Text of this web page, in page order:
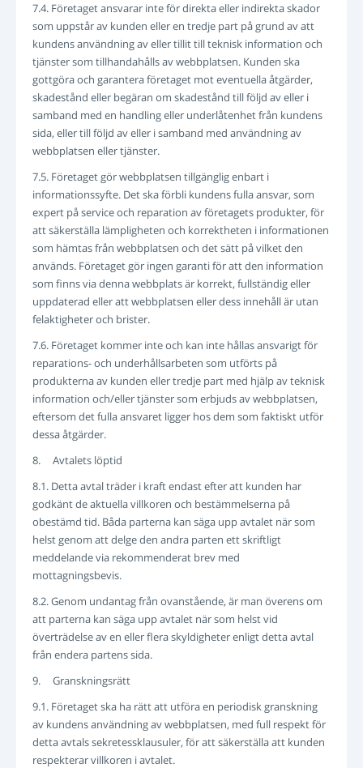
7.4. Företaget ansvarar inte för direkta eller indirekta skador
som uppstår av kunden eller en tredje part på grund av att
kundens användning av eller tillit till teknisk information och
tjänster som tillhandahålls av webbplatsen. Kunden ska
gottgöra och garantera företaget mot eventuella åtgärder,
skadestånd eller begäran om skadestånd till följd av eller i
samband med en handling eller underlåtenhet från kundens
sida, eller till följd av eller i samband med användning av
webbplatsen eller tjänster.
7.5. Företaget gör webbplatsen tillgänglig enbart i
informationssyfte. Det ska förbli kundens fulla ansvar, som
expert på service och reparation av företagets produkter, för
att säkerställa lämpligheten och korrektheten i informationen
som hämtas från webbplatsen och det sätt på vilket den
används. Företaget gör ingen garanti för att den information
som finns via denna webbplats är korrekt, fullständig eller
uppdaterad eller att webbplatsen eller dess innehåll är utan
felaktigheter och brister.
7.6. Företaget kommer inte och kan inte hållas ansvarigt för
reparations- och underhållsarbeten som utförts på
produkterna av kunden eller tredje part med hjälp av teknisk
information och/eller tjänster som erbjuds av webbplatsen,
eftersom det fulla ansvaret ligger hos dem som faktiskt utför
dessa åtgärder.
8. Avtalets löptid
8.1. Detta avtal träder i kraft endast efter att kunden har
godkänt de aktuella villkoren och bestämmelserna på
obestämd tid. Båda parterna kan säga upp avtalet när som
helst genom att delge den andra parten ett skriftligt
meddelande via rekommenderat brev med
mottagningsbevis.
8.2. Genom undantag från ovanstående, är man överens om
att parterna kan säga upp avtalet när som helst vid
överträdelse av en eller flera skyldigheter enligt detta avtal
från endera partens sida.
9. Granskningsrätt
9.1. Företaget ska ha rätt att utföra en periodisk granskning
av kundens användning av webbplatsen, med full respekt för
detta avtals sekretessklausuler, för att säkerställa att kunden
respekterar villkoren i avtalet.